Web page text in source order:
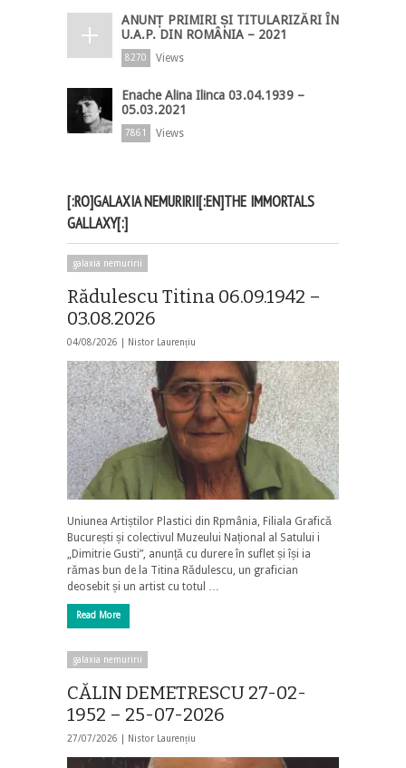
ANUNȚ PRIMIRI ȘI TITULARIZĂRI ÎN
U.A.P. DIN ROMÂNIA – 2021
8270 Views
Enache Alina Ilinca 03.04.1939 –
05.03.2021
7861 Views
[:RO]GALAXIA NEMURIRII[:EN]THE IMMORTALS
GALLAXY[:]
galaxia nemuririi
Rădulescu Titina 06.09.1942 –
03.08.2026
04/08/2026 | Nistor Laurențiu
Uniunea Artiștilor Plastici din Rpmânia, Filiala Grafică
București și colectivul Muzeului Național al Satului i
„Dimitrie Gusti”, anunță cu durere în suflet și își ia
rămas bun de la Titina Rădulescu, un grafician
deosebit și un artist cu totul …
Read More
galaxia nemuririi
CĂLIN DEMETRESCU 27-02-
1952 – 25-07-2026
27/07/2026 | Nistor Laurențiu